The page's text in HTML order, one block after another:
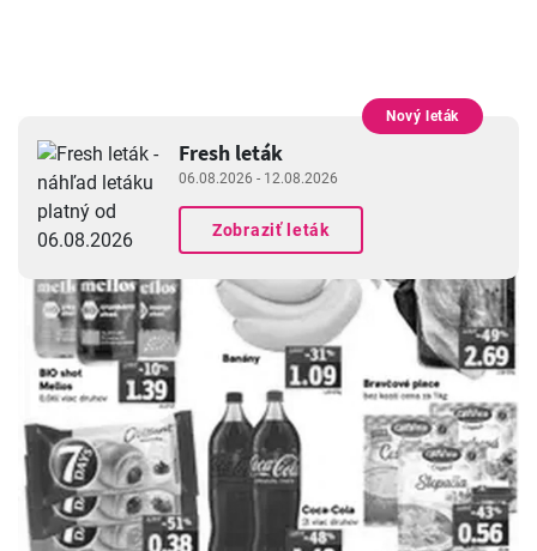
Fresh leták
06.08.2026 - 12.08.2026
Zobraziť leták
Nový leták
REKLAMA